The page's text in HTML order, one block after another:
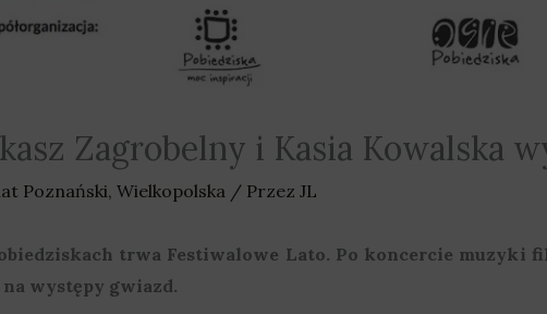
Zagrobelny i Kasia Kowalska
Poznański, Wielkopolska / Przez JL
trwa Festiwalowe Lato. Po koncercie muzyki
na występy gwiazd.